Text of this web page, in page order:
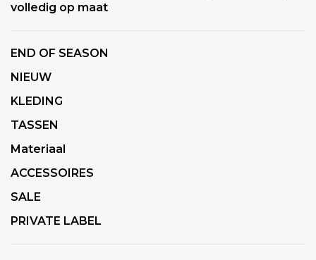
volledig op maat
END OF SEASON
NIEUW
KLEDING
TASSEN
Materiaal
ACCESSOIRES
SALE
PRIVATE LABEL